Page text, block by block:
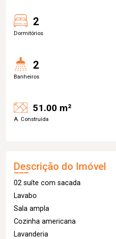
2
Dormitórios
2
Banheiros
51.00 m²
A. Construída
Descrição do Imóvel
02 suíte com sacada
Lavabo
Sala ampla
Cozinha americana
Lavanderia